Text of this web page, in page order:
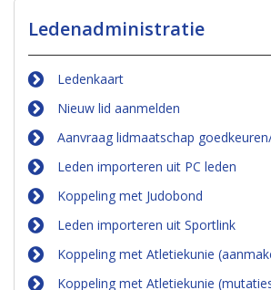
Ledenadministratie
Ledenkaart
Nieuw lid aanmelden
Aanvraag lidmaatschap
Leden importeren uit PC leden
Koppeling met Judobond
Leden importeren uit Sportlink
Koppeling met Atletiekunie
Koppeling met Atletiekunie